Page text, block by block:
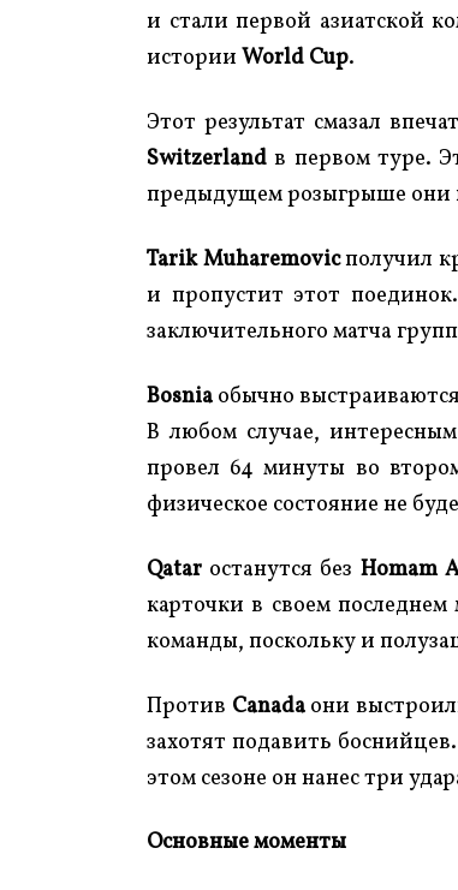
и стали первой азиатской
истории World Cup.
Этот результат смазал
Switzerland в первом туре.
предыдущем розыгрыше они
Tarik Muharemovicполучил
и пропустит этот
заключительного матча
Bosnia обычно
В любом случае,
провел 64 минуты во
физическое состояние не
Qatar останутся без Homam
карточки в своем
команды, поскольку и
Против Canadaони
захотят подавить боснийцев.
этом сезоне он нанес три
Основные моменты